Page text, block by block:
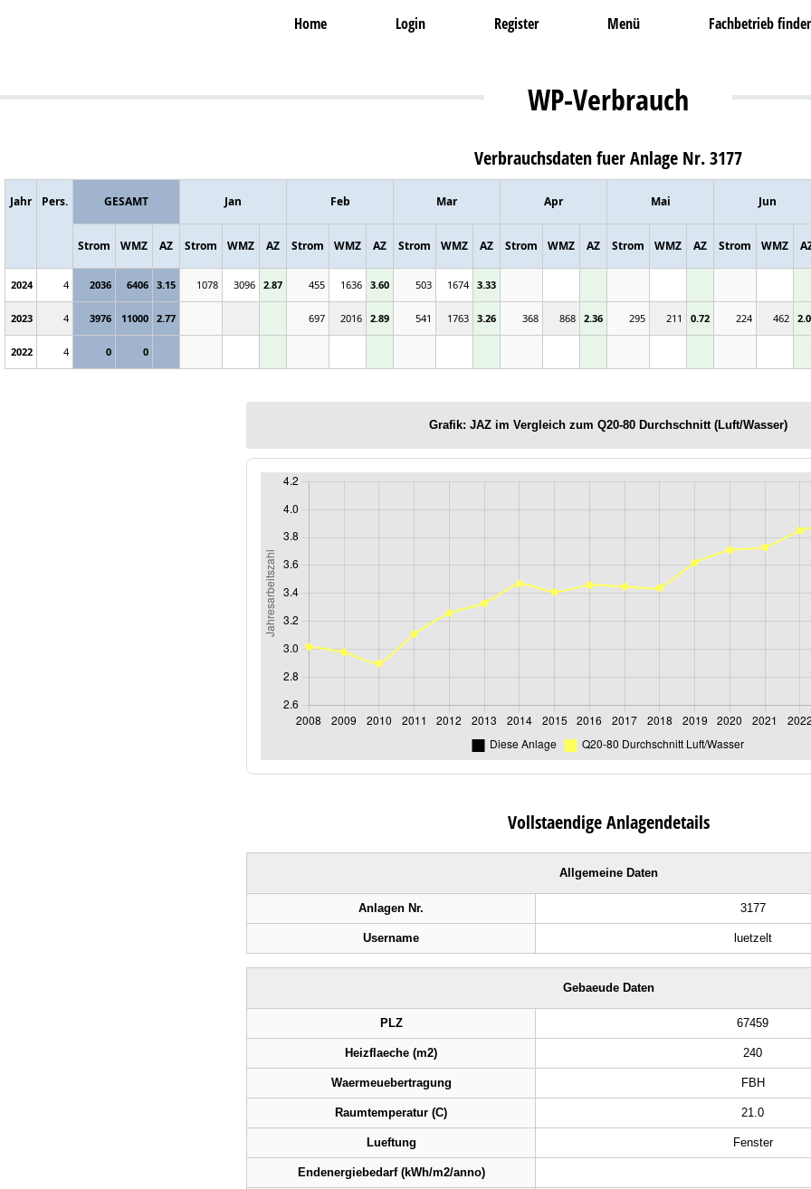
WP-Verbrauch
Home Login Register Menü Fachbetrieb
Verbrauchsdaten fuer Anlage Nr. 3177
Jahr Pers. GESAMT Jan Feb Mar Apr Mai Jun
Strom WMZ AZ Strom WMZ AZ Strom WMZ AZ Strom WMZ AZ Strom WMZ AZ Strom WMZ AZ Strom WMZ
2024 4 2036 6406 3.15 1078 3096 2.87 455 1636 3.60 503 1674 3.33
2023 4 3976 11000 2.77 697 2016 2.89 541 1763 3.26 368 868 2.36 295 211 0.72 224 462
2022 4 0 0
Grafik: JAZ im Vergleich zum Q20-80 Durchschnitt (Luft/Wasser)
Vollstaendige Anlagendetails
Allgemeine Daten
Anlagen Nr. 3177
Username luetzelt
Gebaeude Daten
PLZ 67459
Heizflaeche (m2) 240
Waermeuebertragung FBH
Raumtemperatur (C) 21.0
Lueftung Fenster
Endenergiebedarf (kWh/m2/anno)